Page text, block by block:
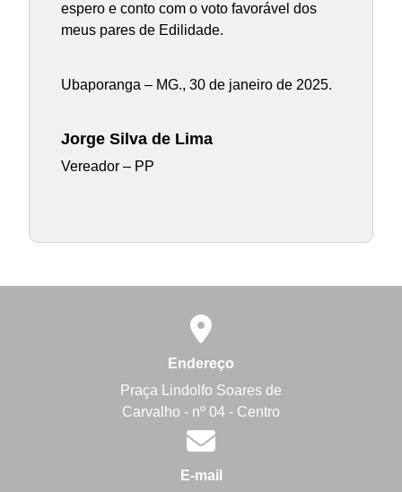
espero e conto com o voto favorável dos
meus pares de Edilidade.
Ubaporanga – MG., 30 de janeiro de 2025.
Jorge Silva de Lima
Vereador – PP
Endereço
Praça Lindolfo Soares de
Carvalho - nº 04 - Centro
E-mail